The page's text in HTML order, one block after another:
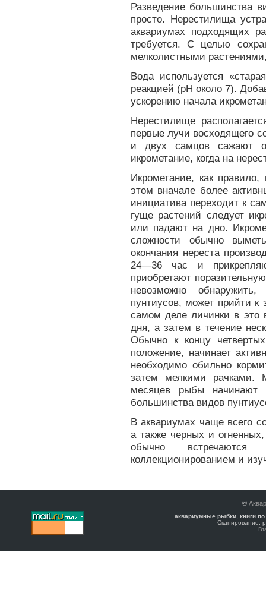
Разведение большинства
просто. Нерестилища
аквариумах подходящих
требуется. С целью
мелколистными
Вода используется
реакцией (рН около 7).
ускорению начала
Нерестилище
первые лучи восходящего
и двух самцов сажают
икрометание, когда на
Икрометание, как
этом вначале более
инициатива переходит к
гуще растений следует
или падают на дно.
сложности обычно
окончания нереста
24—36 час и
приобретают
невозможно
пунтиусов, может прийти к
самом деле личинки в
дня, а затем в течение
Обычно к концу
положение, начинает
необходимо обильно
затем мелкими рачками.
месяцев рыбы начинают
большинства видов
В аквариумах чаще всего
а также черных и
обычно встречаются
коллекционированием и
©
аквариумные рыбки, книги
Сканирование,